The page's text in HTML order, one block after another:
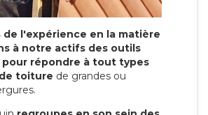
de l'expérience en la matière
à notre actifs des outils
pour répondre à tout types
toiture de grandes ou